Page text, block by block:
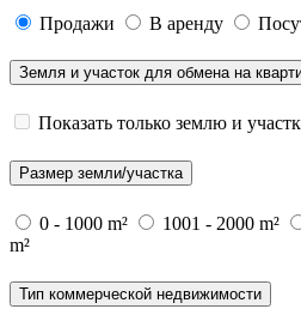
Продажи В аренду
Земля и участок для обмена на
Показать только землю и
Размер земли/участка
0 - 1000 m² 1001 - 2000 m²
m²
Тип коммерческой недвижимости